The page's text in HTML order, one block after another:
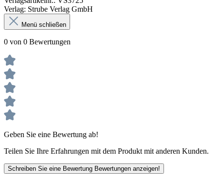
Verlag: Strube Verlag GmbH
Menü schließen
0 von 0 Bewertungen
Geben Sie eine Bewertung ab!
Teilen Sie Ihre Erfahrungen mit dem Produkt mit anderen Kunden.
Schreiben Sie eine Bewertung Bewertungen anzeigen!